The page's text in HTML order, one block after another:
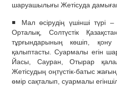
шаруашылығы Жетісуда
◾️ Мал өсірудің үшінші түрі
Орталық, Солтүстік
тұрғындарының көшіп, қону
қалыптасты. Суармалы егін
Йасы, Сауран, Отырар
Жетісудың оңтүстік-батыс
өмір сақталып, суармалы